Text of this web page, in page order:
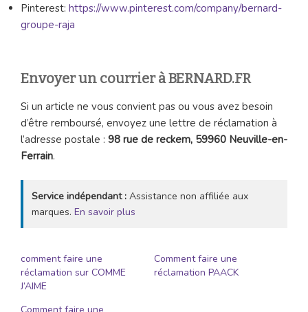
Pinterest: https://www.pinterest.com/company/bernard-
groupe-raja
Envoyer un courrier à BERNARD.FR
Si un article ne vous convient pas ou vous avez besoin
d’être remboursé, envoyez une lettre de réclamation à
l’adresse postale : 98 rue de reckem, 59960 Neuville-en-
Ferrain.
Service indépendant : Assistance non affiliée aux
marques. En savoir plus
comment faire une
réclamation sur COMME
J’AIME
Comment faire une
réclamation PAACK